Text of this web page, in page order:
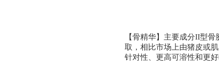
【骨精华】主要成分II型骨
取，相比市场上由猪皮或
针对性、更高可溶性和更